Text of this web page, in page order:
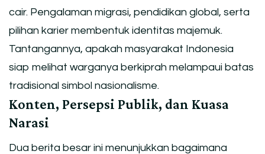
cair. Pengalaman migrasi, pendidikan global, serta
pilihan karier membentuk identitas majemuk.
Tantangannya, apakah masyarakat Indonesia
siap melihat warganya berkiprah melampaui batas
tradisional simbol nasionalisme.
Konten, Persepsi Publik, dan Kuasa
Narasi
Dua berita besar ini menunjukkan bagaimana